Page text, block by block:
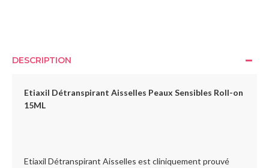
DESCRIPTION
Etiaxil Détranspirant Aisselles Peaux Sensibles Roll-on
15ML
Etiaxil Détranspirant Aisselles est cliniquement prouvé